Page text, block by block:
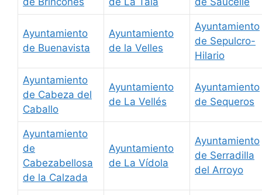
Ayuntamiento
de Buenavista
Ayuntamiento
de la Velles
Ayuntamiento
de Sepulcro-
Hilario
Ayuntamiento
de Cabeza del
Caballo
Ayuntamiento
de La Vellés
Ayuntamiento
de Sequeros
Ayuntamiento
de
Cabezabellosa
de la Calzada
Ayuntamiento
de La Vídola
Ayuntamiento
de Serradilla
del Arroyo